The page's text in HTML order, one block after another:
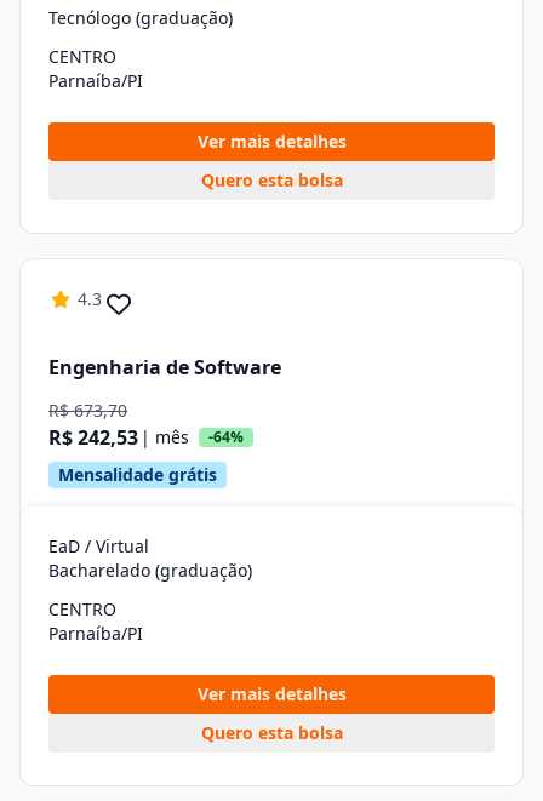
Tecnólogo (graduação)
CENTRO
Parnaíba/PI
Ver mais detalhes
Quero esta bolsa
4.3
Engenharia de Software
R$ 673,70
R$ 242,53 | mês -64%
Mensalidade grátis
EaD / Virtual
Bacharelado (graduação)
CENTRO
Parnaíba/PI
Ver mais detalhes
Quero esta bolsa